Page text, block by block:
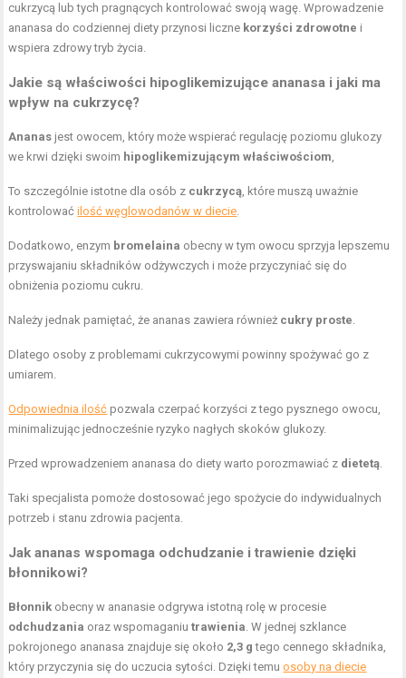
cukrzycą lub tych pragnących kontrolować swoją wagę. Wprowadzenie
ananasa do codziennej diety przynosi liczne korzyści zdrowotne i
wspiera zdrowy tryb życia.
Jakie są właściwości hipoglikemizujące ananasa i jaki ma
wpływ na cukrzycę?
Ananas jest owocem, który może wspierać regulację poziomu glukozy
we krwi dzięki swoim hipoglikemizującym właściwościom,
To szczególnie istotne dla osób z cukrzycą, które muszą uważnie
kontrolowaćilość węglowodanów w diecie.
Dodatkowo, enzym bromelaina obecny w tym owocu sprzyja lepszemu
przyswajaniu składników odżywczych i może przyczyniać się do
obniżenia poziomu cukru.
Należy jednak pamiętać, że ananas zawiera również cukry proste.
Dlatego osoby z problemami cukrzycowymi powinny spożywać go z
umiarem.
Odpowiednia ilość pozwala czerpać korzyści z tego pysznego owocu,
minimalizując jednocześnie ryzyko nagłych skoków glukozy.
Przed wprowadzeniem ananasa do diety warto porozmawiać z dietetą.
Taki specjalista pomoże dostosować jego spożycie do indywidualnych
potrzeb i stanu zdrowia pacjenta.
Jak ananas wspomaga odchudzanie i trawienie dzięki
błonnikowi?
Błonnik obecny w ananasie odgrywa istotną rolę w procesie
odchudzania oraz wspomaganiutrawienia. W jednej szklance
pokrojonego ananasa znajduje się około 2,3 g tego cennego składnika,
który przyczynia się do uczucia sytości. Dzięki temuosoby na diecie